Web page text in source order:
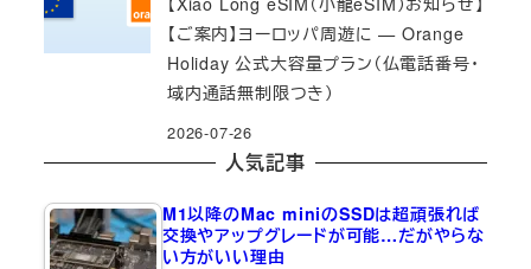
【ご案内】ヨーロッパ周遊に — Orange
Holiday 公式大容量プラン（仏電話番号・
域内通話無制限つき）
2026-07-26
人気記事
M1以降のMac miniのSSDは超頑張れば
交換やアップグレードが可能…だがやらな
い方がいい理由